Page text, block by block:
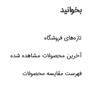
بخوانید
تازه‌هاي فروشگاه
آخرین محصولات مشاهده شده
فهرست مقایسه محصولات